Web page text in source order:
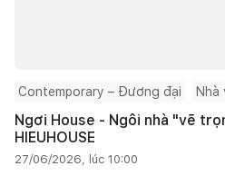
Contemporary – Đương đại Nhà
Ngơi House - Ngôi nhà "vẽ
HIEUHOUSE
27/06/2026, lúc 10:00